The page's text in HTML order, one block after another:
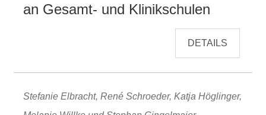
an Gesamt- und Klinikschulen
DETAILS
Stefanie Elbracht, René Schroeder, Katja Höglinger,